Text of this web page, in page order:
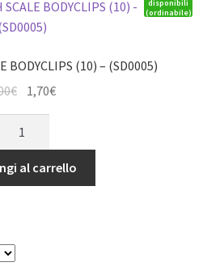
WHEELS
4
disponibili
(ordinabile)
BODYCLIPS (10) – (SD0005)
€
originale
era:
2,00€.
1,70€Il
è:
1,70€.
al carrello